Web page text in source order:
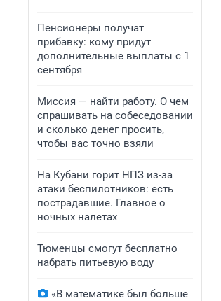
Пенсионеры получат
прибавку: кому придут
дополнительные выплаты с 1
сентября
Миссия — найти работу. О чем
спрашивать на собеседовании
и сколько денег просить,
чтобы вас точно взяли
На Кубани горит НПЗ из-за
атаки беспилотников: есть
пострадавшие. Главное о
ночных налетах
Тюменцы смогут бесплатно
набрать питьевую воду
«В математике был больше